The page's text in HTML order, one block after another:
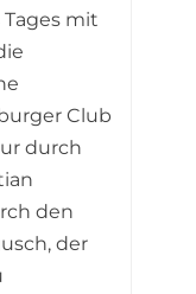
mit
Club
durch
den
der